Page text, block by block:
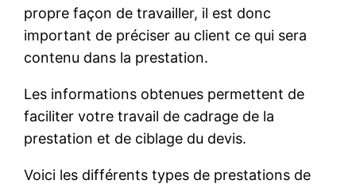
propre façon de travailler, il est donc
important de préciser au client ce qui sera
contenu dans la prestation.
Les informations obtenues permettent de
faciliter votre travail de cadrage de la
prestation et de ciblage du devis.
Voici les différents types de prestations de